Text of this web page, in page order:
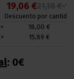
19,06 € -
Descuento por cantidad
18,00 €
15,89 €
: 0€